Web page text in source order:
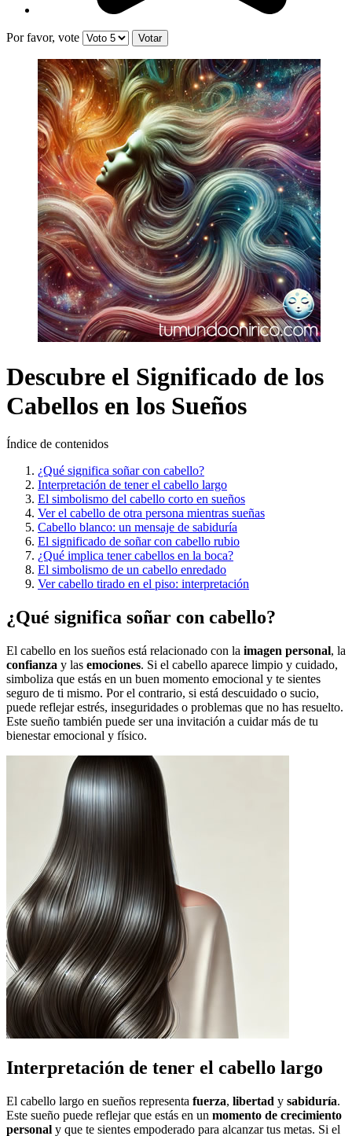
Por favor, vote
Descubre el Significado de los
Cabellos en los Sueños
Índice de contenidos
¿Qué significa soñar con cabello?
Interpretación de tener el cabello largo
El simbolismo del cabello corto en sueños
Ver el cabello de otra persona mientras sueñas
Cabello blanco: un mensaje de sabiduría
El significado de soñar con cabello rubio
¿Qué implica tener cabellos en la boca?
El simbolismo de un cabello enredado
Ver cabello tirado en el piso: interpretación
¿Qué significa soñar con cabello?
El cabello en los sueños está relacionado con la imagen personal, la
confianza y las emociones. Si el cabello aparece limpio y cuidado,
simboliza que estás en un buen momento emocional y te sientes
seguro de ti mismo. Por el contrario, si está descuidado o sucio,
puede reflejar estrés, inseguridades o problemas que no has resuelto.
Este sueño también puede ser una invitación a cuidar más de tu
bienestar emocional y físico.
Interpretación de tener el cabello largo
El cabello largo en sueños representa fuerza, libertad y sabiduría.
Este sueño puede reflejar que estás en un momento de crecimiento
personal y que te sientes empoderado para alcanzar tus metas. Si el